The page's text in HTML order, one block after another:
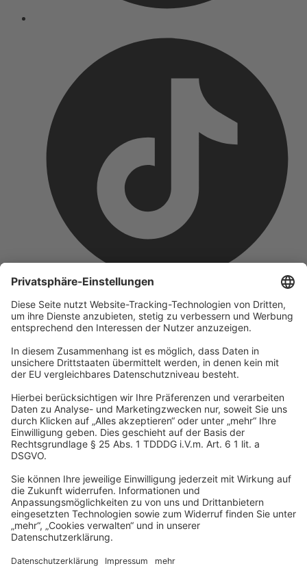
Unternehmen
Wir sind Teil der REWE Group und ihrer Touristiksparte
DERTOUR Group. Damit gehören wir zu einer der größten
touristischen Unternehmensgruppen in Europa.
© 2026A-ROSA Hotels
Presse
Datenschutz